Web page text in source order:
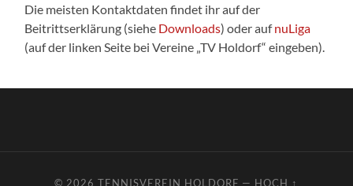
Die meisten Kontaktdaten findet ihr auf der
Beitrittserklärung (siehe Downloads) oder aufnuLiga
(auf der linken Seite bei Vereine „TV Holdorf“ eingeben).
© 2026TENNISVEREIN HOLDORF — HOCH ↑